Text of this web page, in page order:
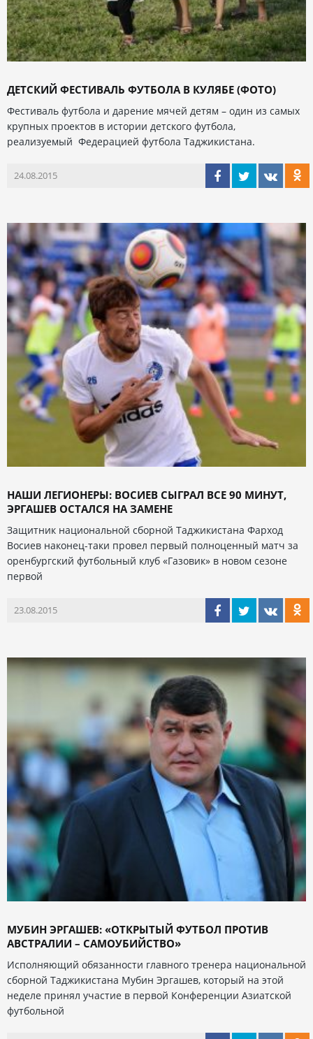
ДЕТСКИЙ ФЕСТИВАЛЬ ФУТБОЛА В КУЛЯБЕ (ФОТО)
Фестиваль футбола и дарение мячей детям – один из самых
крупных проектов в истории детского футбола,
реализуемый Федерацией футбола Таджикистана.
24.08.2015
НАШИ ЛЕГИОНЕРЫ: ВОСИЕВ СЫГРАЛ ВСЕ 90 МИНУТ,
ЭРГАШЕВ ОСТАЛСЯ НА ЗАМЕНЕ
Защитник национальной сборной Таджикистана Фарход
Восиев наконец-таки провел первый полноценный матч за
оренбургский футбольный клуб «Газовик» в новом сезоне
первой
23.08.2015
МУБИН ЭРГАШЕВ: «ОТКРЫТЫЙ ФУТБОЛ ПРОТИВ
АВСТРАЛИИ – САМОУБИЙСТВО»
Исполняющий обязанности главного тренера национальной
сборной Таджикистана Мубин Эргашев, который на этой
неделе принял участие в первой Конференции Азиатской
футбольной